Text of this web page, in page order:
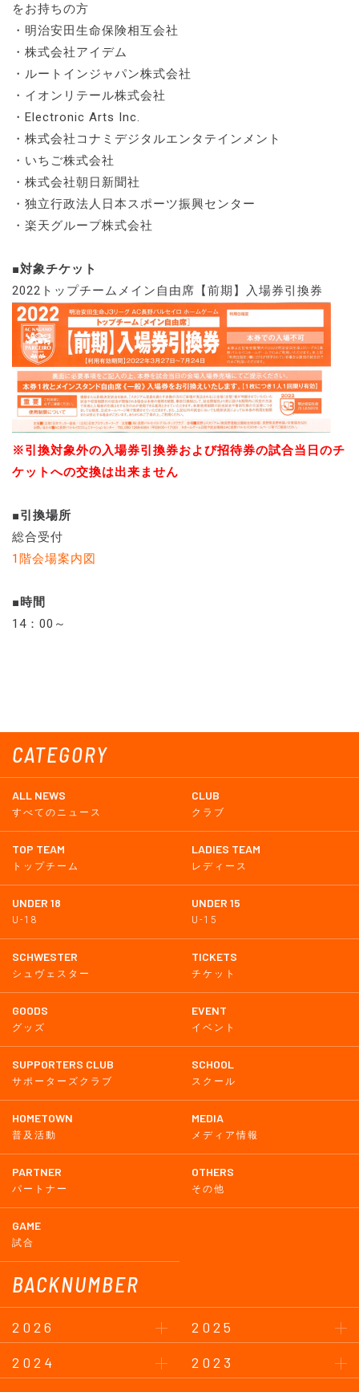
CATEGORY
ALL NEWS
すべてのニュース
CLUB
クラブ
TOP TEAM
トップチーム
LADIES TEAM
レディース
UNDER 18
U-18
UNDER 15
U-15
SCHWESTER
シュヴェスター
TICKETS
チケット
GOODS
グッズ
EVENT
イベント
SUPPORTERS CLUB
サポーターズクラブ
SCHOOL
スクール
HOMETOWN
普及活動
MEDIA
メディア情報
PARTNER
パートナー
OTHERS
その他
GAME
試合
BACKNUMBER
2026
2025
2024
2023
をお持ちの方
・明治安田生命保険相互会社
・株式会社アイデム
・ルートインジャパン株式会社
・イオンリテール株式会社
・Electronic Arts Inc.
・株式会社コナミデジタルエンタテインメント
・いちご株式会社
・株式会社朝日新聞社
・独立行政法人日本スポーツ振興センター
・楽天グループ株式会社
■対象チケット
2022トップチームメイン自由席【前期】入場券引換券
※引換対象外の入場券引換券および招待券の試合当日のチ
ケットへの交換は出来ません
■引換場所
総合受付
1階会場案内図
■時間
14：00～